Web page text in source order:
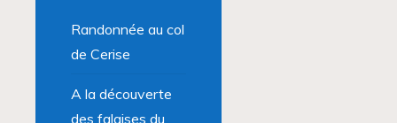
Randonnée au col
de Cerise
A la découverte
des falaises du